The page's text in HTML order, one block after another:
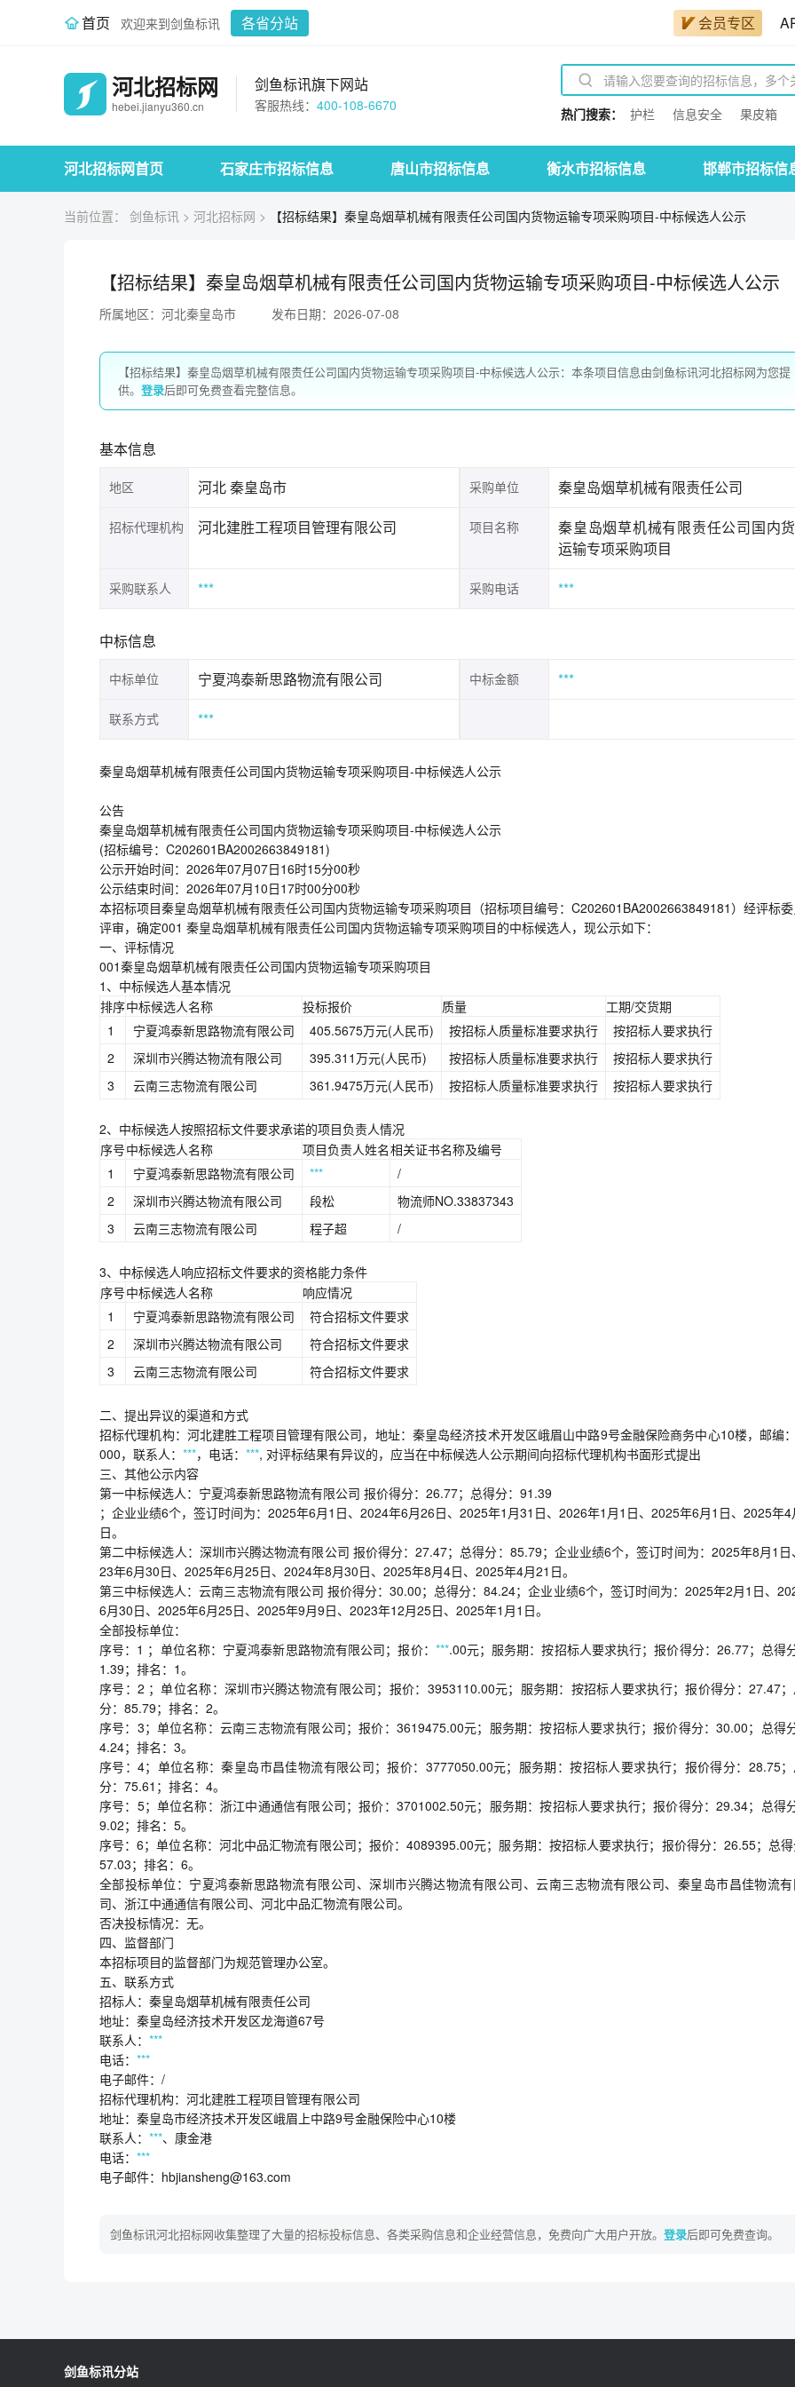
首页 欢迎来到剑鱼标讯 各省分站 会员专区
河北招标网
hebei.jianyu360.cn
剑鱼标讯旗下网站
客服热线： 400-108-6670 热门搜索： 护栏 信息安全 果皮箱
河北招标网首页 石家庄市招标信息 唐山市招标信息 衡水市招标信息 邯郸市招标信
当前位置： 剑鱼标讯 > 河北招标网 > 【招标结果】秦皇岛烟草机械有限责任公司国内货物运输专项采购项目-中标候选人公示
【招标结果】秦皇岛烟草机械有限责任公司国内货物运输专项采购项目-中标候选人公示
所属地区：河北秦皇岛市 发布日期：2026-07-08
【招标结果】秦皇岛烟草机械有限责任公司国内货物运输专项采购项目-中标候选人公示：本条项目信息由剑鱼标讯河北招标网为您提
供。 登录后即可免费查看完整信息。
基本信息
地区 河北 秦皇岛市 采购单位 秦皇岛烟草机械有限责任公司
招标代理机构 河北建胜工程项目管理有限公司 项目名称
秦皇岛烟草机械有限责任公司国内
运输专项采购项目
采购联系人 *** 采购电话 ***
中标信息
中标单位 宁夏鸿泰新思路物流有限公司 中标金额 ***
联系方式 ***
秦皇岛烟草机械有限责任公司国内货物运输专项采购项目-中标候选人公示
公告
秦皇岛烟草机械有限责任公司国内货物运输专项采购项目-中标候选人公示
(招标编号：C202601BA2002663849181)
公示开始时间：2026年07月07日16时15分00秒
公示结束时间：2026年07月10日17时00分00秒
本招标项目秦皇岛烟草机械有限责任公司国内货物运输专项采购项目（招标项目编号：C202601BA2002663849181）经评标
评审，确定001 秦皇岛烟草机械有限责任公司国内货物运输专项采购项目的中标候选人，现公示如下：
一、评标情况
001秦皇岛烟草机械有限责任公司国内货物运输专项采购项目
1、中标候选人基本情况
排序中标候选人名称 投标报价 质量
工期/交货期
1
宁夏鸿泰新思路物流有限公司 405.5675万元(人民币) 按招标人质量标准要求执行
按招标人要求执行
2
深圳市兴腾达物流有限公司 395.311万元(人民币) 按招标人质量标准要求执行
按招标人要求执行
3
云南三志物流有限公司 361.9475万元(人民币) 按招标人质量标准要求执行 按招标人要求执行
2、中标候选人按照招标文件要求承诺的项目负责人情况
序号中标候选人名称 项目负责人姓名相关证书名称及编号
1
宁夏鸿泰新思路物流有限公司 ***
/
2
深圳市兴腾达物流有限公司 段松
物流师NO.33837343
3
云南三志物流有限公司 程子超 /
3、中标候选人响应招标文件要求的资格能力条件
序号中标候选人名称
响应情况
1
宁夏鸿泰新思路物流有限公司
符合招标文件要求
2
深圳市兴腾达物流有限公司
符合招标文件要求
3
云南三志物流有限公司 符合招标文件要求
二、提出异议的渠道和方式
招标代理机构：河北建胜工程项目管理有限公司，地址：秦皇岛经济技术开发区峨眉山中路9号金融保险商务中心10楼，邮编
000，联系人： ***，电话： ***, 对评标结果有异议的，应当在中标候选人公示期间向招标代理机构书面形式提出
三、其他公示内容
第一中标候选人：宁夏鸿泰新思路物流有限公司 报价得分：26.77；总得分：91.39
；企业业绩6个，签订时间为：2025年6月1日、2024年6月26日、2025年1月31日、2026年1月1日、2025年6月1日、2025年
日。
第二中标候选人：深圳市兴腾达物流有限公司 报价得分：27.47；总得分：85.79；企业业绩6个，签订时间为：2025年8月1
23年6月30日、2025年6月25日、2024年8月30日、2025年8月4日、2025年4月21日。
第三中标候选人：云南三志物流有限公司 报价得分：30.00；总得分：84.24；企业业绩6个，签订时间为：2025年2月1日、
6月30日、2025年6月25日、2025年9月9日、2023年12月25日、2025年1月1日。
全部投标单位：
序号：1 ；单位名称：宁夏鸿泰新思路物流有限公司；报价： ***.00元；服务期：按招标人要求执行；报价得分：26.77；总得
1.39；排名：1。
序号：2 ；单位名称：深圳市兴腾达物流有限公司；报价：3953110.00元；服务期：按招标人要求执行；报价得分：27.47
分：85.79；排名：2。
序号：3；单位名称：云南三志物流有限公司；报价：3619475.00元；服务期：按招标人要求执行；报价得分：30.00；总得
4.24；排名：3。
序号：4；单位名称：秦皇岛市昌佳物流有限公司；报价：3777050.00元；服务期：按招标人要求执行；报价得分：28.75
分：75.61；排名：4。
序号：5；单位名称：浙江中通通信有限公司；报价：3701002.50元；服务期：按招标人要求执行；报价得分：29.34；总得
9.02；排名：5。
序号：6；单位名称：河北中品汇物流有限公司；报价：4089395.00元；服务期：按招标人要求执行；报价得分：26.55；总
57.03；排名：6。
全部投标单位：宁夏鸿泰新思路物流有限公司、深圳市兴腾达物流有限公司、云南三志物流有限公司、秦皇岛市昌佳物流
司、浙江中通通信有限公司、河北中品汇物流有限公司。
否决投标情况：无。
四、监督部门
本招标项目的监督部门为规范管理办公室。
五、联系方式
招标人：秦皇岛烟草机械有限责任公司
地址：秦皇岛经济技术开发区龙海道67号
联系人： ***
电话： ***
电子邮件：/
招标代理机构：河北建胜工程项目管理有限公司
地址：秦皇岛市经济技术开发区峨眉上中路9号金融保险中心10楼
联系人： ***、康金港
电话： ***
电子邮件：hbjiansheng@163.com
剑鱼标讯河北招标网收集整理了大量的招标投标信息、各类采购信息和企业经营信息，免费向广大用户开放。 登录后即可免费查询。
剑鱼标讯分站